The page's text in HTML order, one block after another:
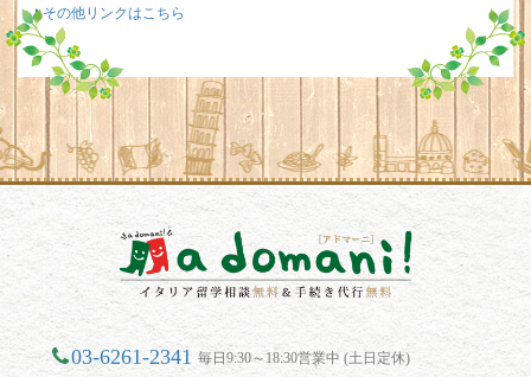
その他リンクはこちら
03-6261-2341 毎日9:30～18:30営業中 (土日定休)